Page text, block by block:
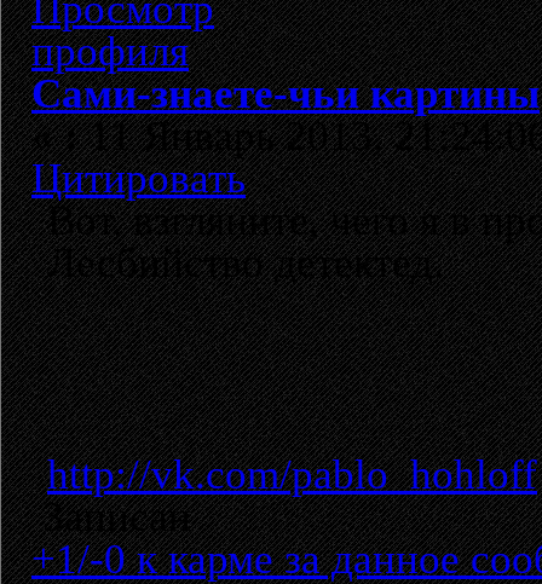
Сами-знаете-чьи картины
«:11 Январь 2013,
Цитировать
Вот, взгляните, чего я в
Лесбийство детектед.
http://vk.com/pablo_hohloff
Записан
+1/-0 к карме за данное